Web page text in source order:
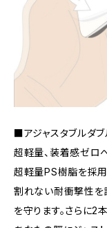
■アジャスタブルダ
超軽量、装着感ゼロ
超軽量PS樹脂を採
割れない耐衝撃性を
を守ります。さらに2